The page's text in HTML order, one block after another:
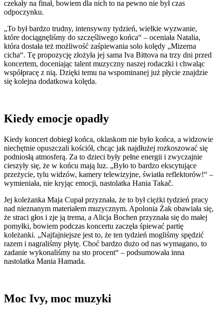
czekały na finał, bowiem dla nich to na pewno nie był czas
odpoczynku.
„To był bardzo trudny, intensywny tydzień, wielkie wyzwanie,
które dociągnęliśmy do szczęśliwego końca“ – oceniała Natalia,
która dostała też możliwość zaśpiewania solo kolędy „Mizerna
cicha“. Tę propozycję złożyła jej sama Iva Bittova na trzy dni przed
koncertem, doceniając talent muzyczny naszej rodaczki i chwaląc
współpracę z nią. Dzięki temu na wspominanej już płycie znajdzie
się kolejna dodatkowa kolęda.
Kiedy emocje opadły
Kiedy koncert dobiegł końca, oklaskom nie było końca, a widzowie
niechętnie opuszczali kościół, chcąc jak najdłużej rozkoszować się
podniosłą atmosferą. Za to dzieci były pełne energii i zwyczajnie
cieszyły się, że w końcu mają luz. „Było to bardzo ekscytujące
przeżycie, tylu widzów, kamery telewizyjne, światła reflektorów!“ –
wymieniała, nie kryjąc emocji, nastolatka Hania Takač.
Jej koleżanka Maja Cupał przyznała, że to był ciężki tydzień pracy
nad nieznanym materiałem muzycznym. Apolonia Żak obawiała się,
że straci głos i zje ją trema, a Alicja Bochen przyznała się do małej
pomyłki, bowiem podczas koncertu zaczęła śpiewać partię
koleżanki. „Najfajniejsze jest to, że ten tydzień mogliśmy spędzić
razem i nagraliśmy płytę. Choć bardzo dużo od nas wymagano, to
zadanie wykonaliśmy na sto procent“ – podsumowała inna
nastolatka Mania Hamada.
Moc Ivy, moc muzyki